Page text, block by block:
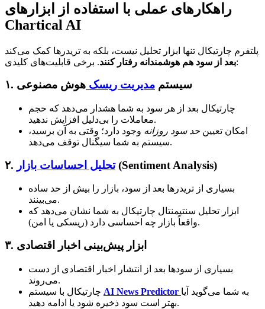
راهکارهای عملی با استفاده از ابزارهای
Chartical AI
پلتفرم چارتیکال تنها ابزار تحلیل نیست، بلکه به تریدرها کمک می‌کند
بعد از سود هم هوشمندانه رفتار کنند. برخی قابلیت‌های کلیدی:
۱. سیستم مدیریت ریسک هوش مصنوعی
چارتیکال بعد از هر سود به شما هشدار می‌دهد که حجم
معاملات را بی‌دلیل افزایش ندهید.
امکان تعیین حد سود روزانه وجود دارد؛ وقتی به آن برسید،
سیستم به شما سیگنال توقف می‌دهد.
۲. تحلیل احساسات بازار(Sentiment Analysis)
بسیاری از تریدرها بعد از سود، بازار را بیش از حد ساده
می‌بینند.
ابزار تحلیل سنتیمنتال چارتیکال به شما نشان می‌دهد که
واقعاً بازار چه احساسی دارد (ریسکی یا امن).
۳. ابزار پیش‌بینی اخبار اقتصادی
بسیاری از سودها بعد از انتشار اخبار اقتصادی از دست
می‌روند.
AI News Predictor به شما می‌گوید آیا
بهتر است سود ذخیره شود یا ادامه دهید.